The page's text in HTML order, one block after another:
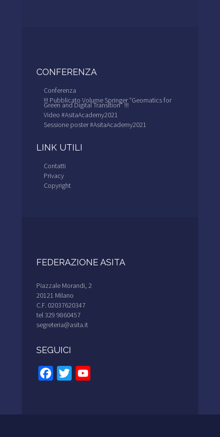
CONFERENZA
Conferenza
!!! Pubblicato Volume Springer “Geomatics for
Green and Digital Transition” !!!
Video #AsitaAcademy2021
Sessione poster #AsitaAcademy2021
LINK UTILI
Contatti
Privacy
Copyright
FEDERAZIONE ASITA
Piazzale Morandi, 2
20121 Milano
C.F. 02037620347
tel 329 9860457
segreteria@asita.it
SEGUICI
Facebook
Twitter